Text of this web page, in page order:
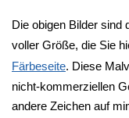
Die obigen Bilder sind
voller Größe, die Sie
Färbeseite. Diese
nicht-kommerziellen
andere Zeichen auf